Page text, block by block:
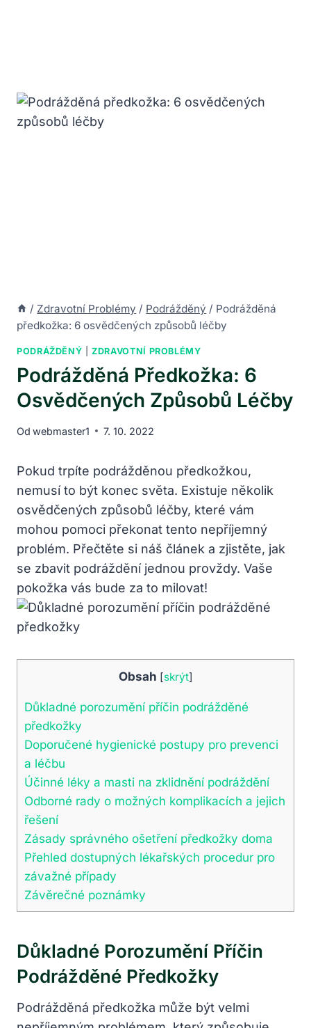
/ Zdravotní Problémy / Podrážděný / Podrážděná
předkožka: 6 osvědčených způsobů léčby
PODRÁŽDĚNÝ |ZDRAVOTNÍ PROBLÉMY
Podrážděná Předkožka: 6
Osvědčených Způsobů Léčby
Od webmaster1 7. 10. 2022
Pokud trpíte ⁢podrážděnou‌ předkožkou,⁣
nemusí to být konec světa. Existuje několik​
osvědčených ‌způsobů⁤ léčby, které ​vám
mohou pomoci‍ překonat tento nepříjemný
problém. Přečtěte si náš článek a zjistěte, ⁢jak
se zbavit podráždění jednou provždy. Vaše
pokožka vás bude za to milovat!
Obsah [skrýt]
Důkladné‌ porozumění příčin podrážděné
předkožky
Doporučené hygienické ⁢postupy pro prevenci
a léčbu
Účinné ⁣léky a ⁣masti ‍na ⁤zklidnění podráždění
Odborné rady o ⁢možných komplikacích‍ a jejich
⁢řešení
Zásady správného‍ ošetření předkožky doma
Přehled ​dostupných lékařských procedur ‌pro
závažné případy
Závěrečné poznámky
Důkladné‌ Porozumění Příčin
Podrážděné Předkožky
Podrážděná předkožka může být velmi